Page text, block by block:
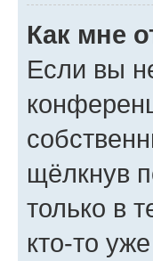
Как мне
Если вы
щёлкнув
только в
кто-то